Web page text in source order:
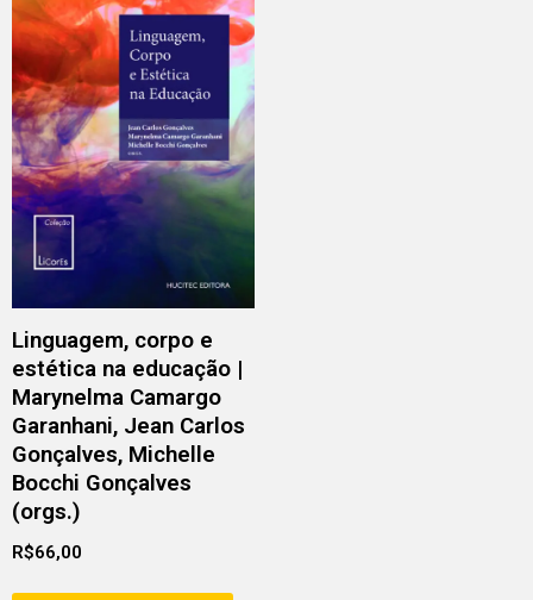
Linguagem, corpo e
estética na educação |
Marynelma Camargo
Garanhani, Jean Carlos
Gonçalves, Michelle
Bocchi Gonçalves
(orgs.)
R$66,00